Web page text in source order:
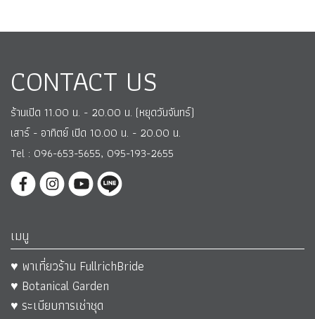
CONTACT US
ร้านเปิด 11.00 น. - 20.00 น. (หยุดวันจันทร์)
เสาร์ - อาทิตย์ เปิด 10.00 น. - 20.00 น.
Tel : 096-653-5655, 095-193-2655
เมนู
♥ พาเที่ยวร้าน FullrichBride
♥ Botanical Garden
♥ ระเบียบการเช่าชุด